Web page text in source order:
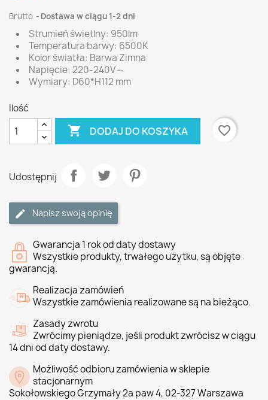
Brutto Dostawa w ciągu 1-2 dni
Strumień świetlny: 950lm
Temperatura barwy: 6500K
Kolor światła: Barwa Zimna
Napięcie: 220-240V～
Wymiary: D60*H112 mm
Ilość
 DODAJ DO KOSZYKA favorite_border
Udostępnij
Napisz swoją opinię
Gwarancja 1 rok od daty dostawy
Wszystkie produkty, trwałego użytku, są objęte
gwarancją.
Realizacja zamówień
Wszystkie zamówienia realizowane są na bieżąco.
Zasady zwrotu
Zwrócimy pieniądze, jeśli produkt zwrócisz w ciągu
14 dni od daty dostawy.
Możliwość odbioru zamówienia w sklepie
stacjonarnym
Sokołowskiego Grzymały 2a paw 4, 02-327 Warszawa